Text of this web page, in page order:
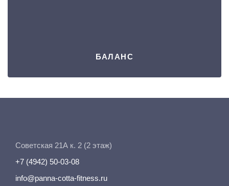
БАЛАНС
Советская 21А к. 2 (2 этаж)
+7 (4942) 50-03-08
info@panna-cotta-fitness.ru